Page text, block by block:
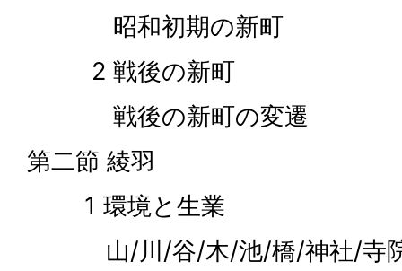
昭和初期の新町
2 戦後の新町
戦後の新町の変遷
第二節 綾羽
1 環境と生業
山/川/谷/木/池/橋/神社/寺院/